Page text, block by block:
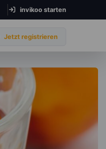
invikoo starten
Jetzt registrieren